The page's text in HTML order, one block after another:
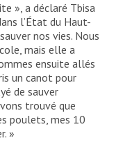
», a déclaré Tbisa
l’État du Haut-
nos vies. Nous
mais elle a
ensuite allés
un canot pour
de sauver
trouvé que
poulets, mes 10
»